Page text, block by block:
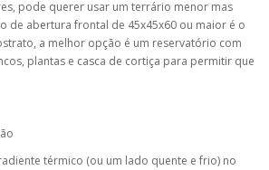
pode querer usar um terrário menor mas
de abertura frontal de 45x45x60 ou maior é o
a melhor opção é um reservatório com
plantas e casca de cortiça para permitir que
térmico (ou um lado quente e frio) no